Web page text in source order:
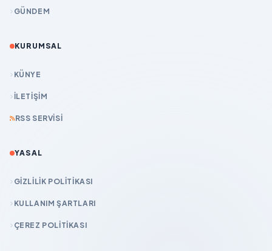
GÜNDEM
KURUMSAL
KÜNYE
İLETIŞIM
RSS SERVISI
YASAL
GIZLILIK POLITIKASI
KULLANIM ŞARTLARI
ÇEREZ POLITIKASI